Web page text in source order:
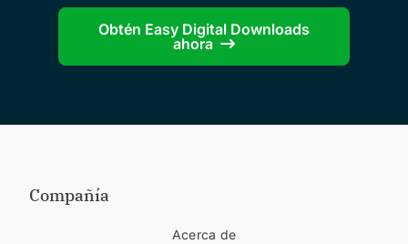
Obtén Easy Digital Downloads
ahora
Compañía
Acerca de